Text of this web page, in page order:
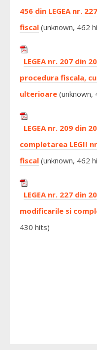
456 din LEGEA nr.
fiscal (unknown, 462
LEGEA nr. 207 din
procedura fiscala,
ulterioare (unknown,
LEGEA nr. 209 din
completarea LEGII
fiscal (unknown, 462
LEGEA nr. 227 din
modificarile si
430 hits)